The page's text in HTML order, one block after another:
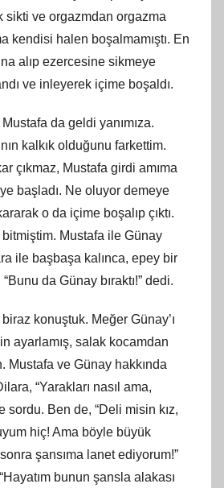
sikti ve orgazmdan orgazma
kendisi halen boşalmamıştı. En
alıp ezercesine sikmeye
ve inleyerek içime boşaldı.
da geldi yanımıza.
kalkık olduğunu farkettim.
çıkmaz, Mustafa girdi amıma
başladı. Ne oluyor demeye
o da içime boşalıp çıktı.
Mustafa ile Günay
ile başbaşa kalınca, epey bir
da Günay bıraktı!” dedi.
konuştuk. Meğer Günay’ı
ayarlamış, salak kocamdan
Mustafa ve Günay hakkında
“Yarakları nasıl ama,
sordu. Ben de, “Deli misin kız,
hiç! Ama böyle büyük
şansıma lanet ediyorum!”
bunun şansla alakası